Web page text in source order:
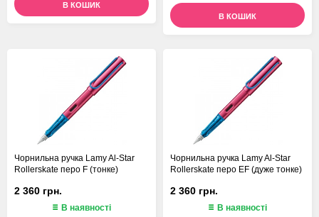
В КОШИК
В КОШИК
Чорнильна ручка Lamy Al-Star
Rollerskate перо F (тонке)
2 360 грн.
В наявності
Чорнильна ручка Lamy Al-Star
Rollerskate перо EF (дуже тонке)
2 360 грн.
В наявності